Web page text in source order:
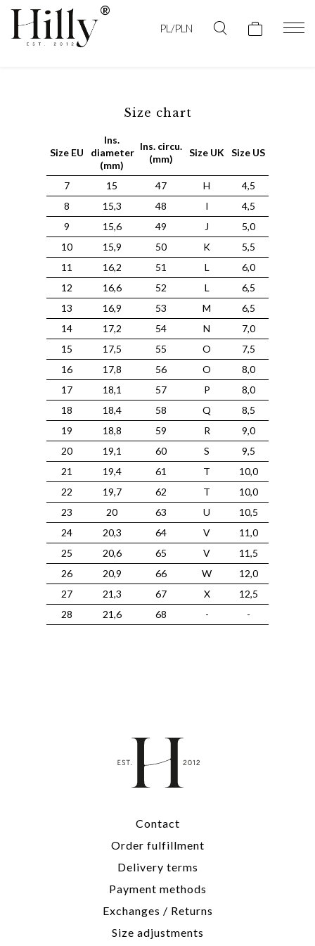
PL/PLN
Size chart
Size EU
Ins.
diameter
(mm)
Ins. circu.
(mm)
Size UK Size US
7 15 47 H
4,5
8
15,3 48 I
4,5
9
15,6 49 J
5,0
10
15,9 50 K
5,5
11
16,2 51 L
6,0
12
16,6 52 L
6,5
13
16,9 53 M
6,5
14
17,2 54 N
7,0
15
17,5 55 O
7,5
16
17,8 56 O
8,0
17
18,1 57 P
8,0
18
18,4 58 Q
8,5
19
18,8 59 R
9,0
20
19,1 60 S
9,5
21
19,4 61 T
10,0
22
19,7 62 T
10,0
23
20 63 U
10,5
24
20,3 64 V
11,0
25
20,6 65 V
11,5
26
20,9 66 W
12,0
27
21,3 67 X
12,5
28
21,6 68 - -
Contact
Order fulfillment
Delivery terms
Payment methods
Exchanges / Returns
Size adjustments